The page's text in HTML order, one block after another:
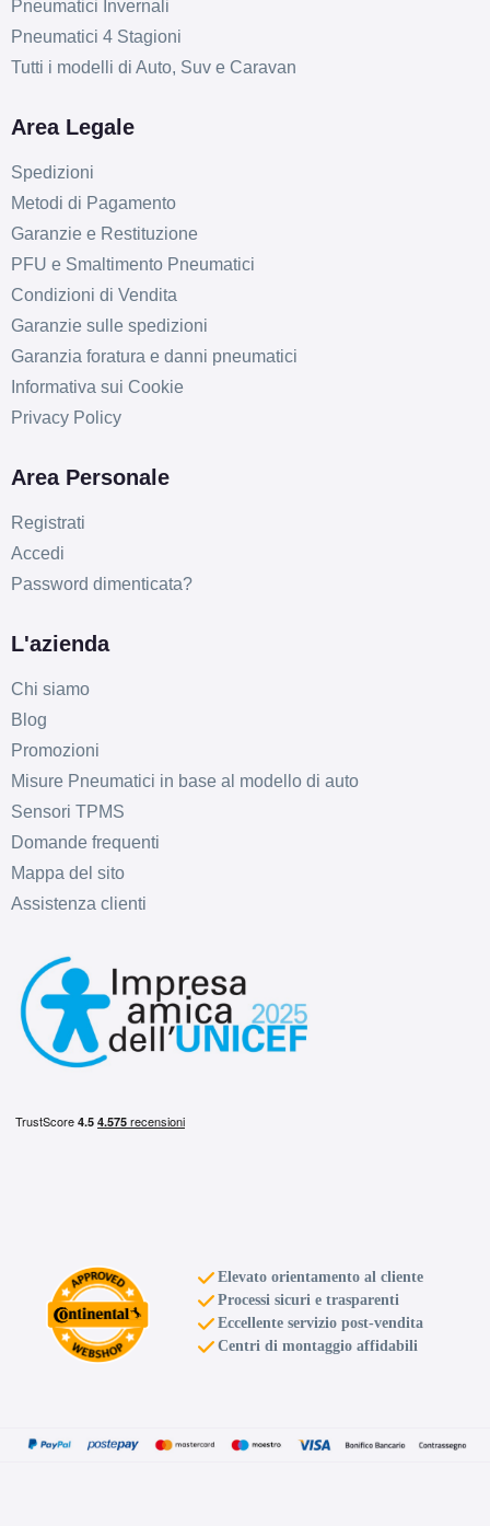
Pneumatici Invernali
Pneumatici 4 Stagioni
Tutti i modelli di Auto, Suv e Caravan
Area Legale
Spedizioni
Metodi di Pagamento
Garanzie e Restituzione
PFU e Smaltimento Pneumatici
Condizioni di Vendita
Garanzie sulle spedizioni
Garanzia foratura e danni pneumatici
Informativa sui Cookie
Privacy Policy
Area Personale
Registrati
Accedi
Password dimenticata?
L'azienda
Chi siamo
Blog
Promozioni
Misure Pneumatici in base al modello di auto
Sensori TPMS
Domande frequenti
Mappa del sito
Assistenza clienti
Elevato orientamento al cliente
Processi sicuri e trasparenti
Eccellente servizio post-vendita
Centri di montaggio affidabili